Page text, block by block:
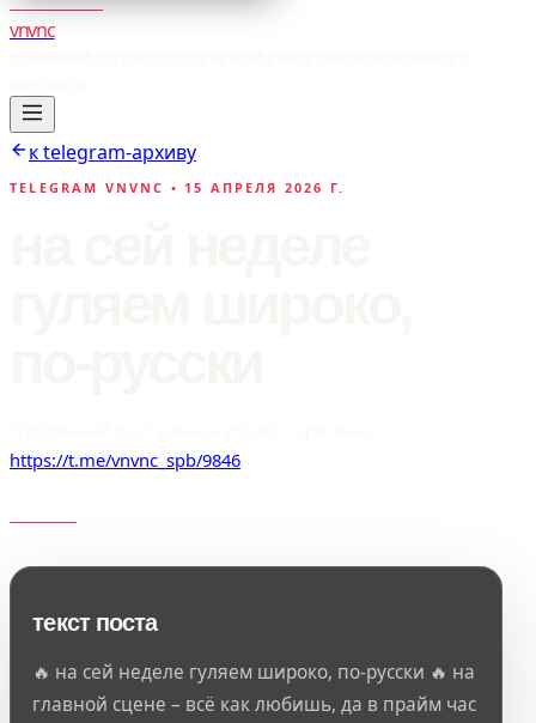
vnvnc
к telegram-архиву
TELEGRAM VNVNC • 15 АПРЕЛЯ 2026 Г.
https://t.me/vnvnc_spb/9846
текст поста
🔥 на сей неделе гуляем широко, по-русски 🔥 на
главной сцене – всё как любишь, да в прайм час